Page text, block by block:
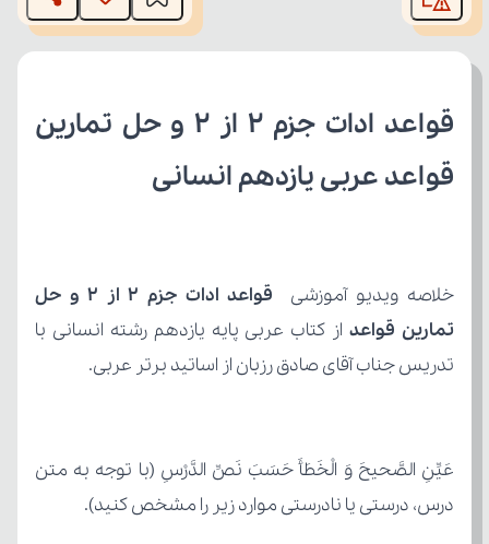
قواعد عربی یازدهم انسانی
خلاصه ویدیو آموزشی
تمارین قواعد
تدریس جناب آقای صادق رزبان از اساتید برتر عربی.
درس، درستی یا نادرستی موارد زیر را مشخص کنید).